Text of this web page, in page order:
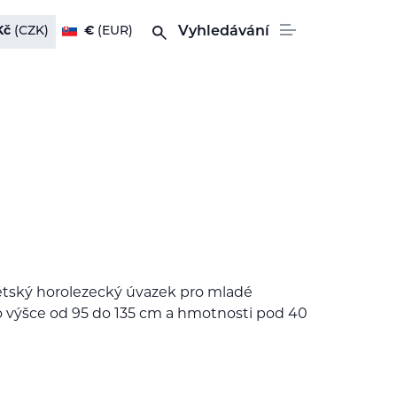
(CZK) € (EUR) Vyhledávání
horolezecký úvazek pro mladé
výšce od 95 do 135 cm a hmotnosti pod 40